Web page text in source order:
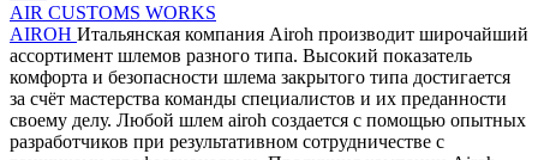
AIR CUSTOMS WORKS
AIROH Итальянская компания Airoh производит широчайший
ассортимент шлемов разного типа. Высокий показатель
комфорта и безопасности шлема закрытого типа достигается
за счёт мастерства команды специалистов и их преданности
своему делу. Любой шлем airoh создается с помощью опытных
разработчиков при результативном сотрудничестве с